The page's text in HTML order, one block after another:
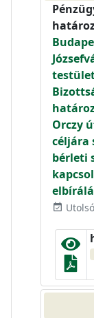
Orczy
céljára
bérleti
event_available